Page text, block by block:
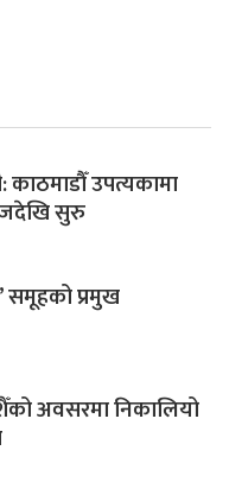
काठमाडौँ उपत्यकामा
सुरु
समूहको प्रमुख
अवसरमा निकालियो